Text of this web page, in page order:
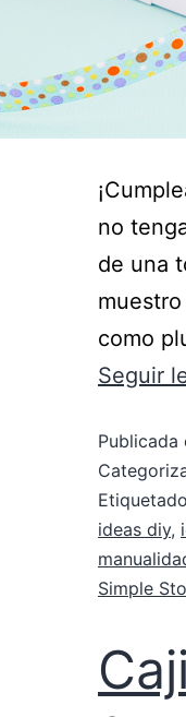
no
de una
como
Seguir
ideas diy,
Simple